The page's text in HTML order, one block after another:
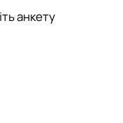
анкету